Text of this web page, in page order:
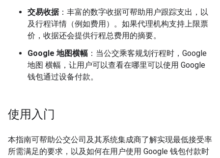
交易收据：丰富的数字收据可帮助用户跟踪支出，以
及行程详情（例如费用）。如果代理机构支持上限票
价，收据还会提供行程总费用的摘要。
Google 地图横幅 ：当公交乘客规划行程时，Google
地图 横幅，让用户可以查看在哪里可以使用 Google
钱包通过设备付款。
使用入门
本指南可帮助公交公司及其系统集成商了解实现最低接受率
所需满足的要求，以及如何在用户使用 Google 钱包付款时